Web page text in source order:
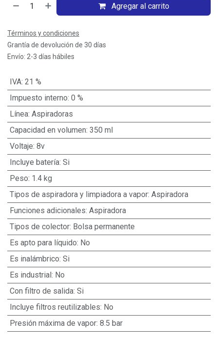
Agregar al carrito
Términos y condiciones
Grantía de devolución de 30 días
Envío: 2-3 días hábiles
IVA: 21 %
Impuesto interno: 0 %
Línea: Aspiradoras
Capacidad en volumen: 350 ml
Voltaje: 8v
Incluye batería: Si
Peso: 1.4 kg
Tipos de aspiradora y limpiadora a vapor: Aspiradora
Funciones adicionales: Aspiradora
Tipos de colector: Bolsa permanente
Es apto para líquido: No
Es inalámbrico: Si
Es industrial : No
Con filtro de salida: Si
Incluye filtros reutilizables: No
Presión máxima de vapor: 8.5 bar